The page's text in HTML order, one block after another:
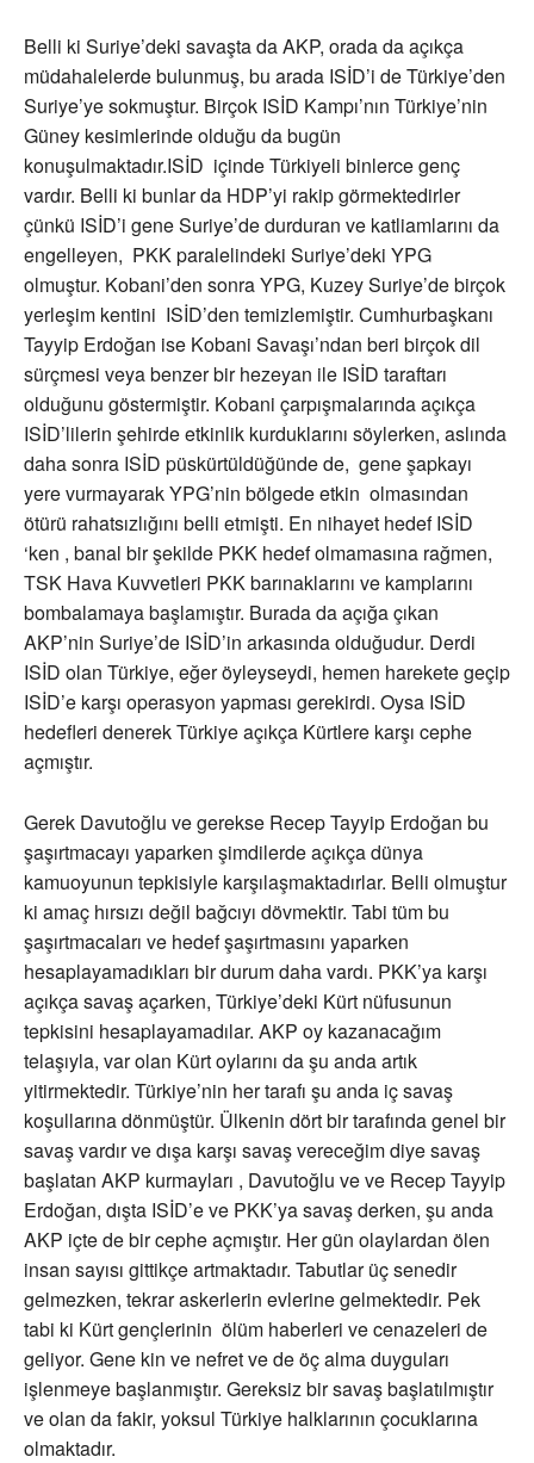
Belli ki Suriye’deki savaşta da AKP, orada da açıkça
müdahalelerde bulunmuş, bu arada ISİD’i de Türkiye’den
Suriye’ye sokmuştur. Birçok ISİD Kampı’nın Türkiye’nin
Güney kesimlerinde olduğu da bugün
konuşulmaktadır.ISİD içinde Türkiyeli binlerce genç
vardır. Belli ki bunlar da HDP’yi rakip görmektedirler
çünkü ISİD’i gene Suriye’de durduran ve katliamlarını da
engelleyen, PKK paralelindeki Suriye’deki YPG
olmuştur. Kobani’den sonra YPG, Kuzey Suriye’de birçok
yerleşim kentini ISİD’den temizlemiştir. Cumhurbaşkanı
Tayyip Erdoğan ise Kobani Savaşı’ndan beri birçok dil
sürçmesi veya benzer bir hezeyan ile ISİD taraftarı
olduğunu göstermiştir. Kobani çarpışmalarında açıkça
ISİD’lilerin şehirde etkinlik kurduklarını söylerken, aslında
daha sonra ISİD püskürtüldüğünde de, gene şapkayı
yere vurmayarak YPG’nin bölgede etkin olmasından
ötürü rahatsızlığını belli etmişti. En nihayet hedef ISİD
‘ken , banal bir şekilde PKK hedef olmamasına rağmen,
TSK Hava Kuvvetleri PKK barınaklarını ve kamplarını
bombalamaya başlamıştır. Burada da açığa çıkan
AKP’nin Suriye’de ISİD’in arkasında olduğudur. Derdi
ISİD olan Türkiye, eğer öyleyseydi, hemen harekete geçip
ISİD’e karşı operasyon yapması gerekirdi. Oysa ISİD
hedefleri denerek Türkiye açıkça Kürtlere karşı cephe
açmıştır.
Gerek Davutoğlu ve gerekse Recep Tayyip Erdoğan bu
şaşırtmacayı yaparken şimdilerde açıkça dünya
kamuoyunun tepkisiyle karşılaşmaktadırlar. Belli olmuştur
ki amaç hırsızı değil bağcıyı dövmektir. Tabi tüm bu
şaşırtmacaları ve hedef şaşırtmasını yaparken
hesaplayamadıkları bir durum daha vardı. PKK’ya karşı
açıkça savaş açarken, Türkiye’deki Kürt nüfusunun
tepkisini hesaplayamadılar. AKP oy kazanacağım
telaşıyla, var olan Kürt oylarını da şu anda artık
yitirmektedir. Türkiye’nin her tarafı şu anda iç savaş
koşullarına dönmüştür. Ülkenin dört bir tarafında genel bir
savaş vardır ve dışa karşı savaş vereceğim diye savaş
başlatan AKP kurmayları , Davutoğlu ve ve Recep Tayyip
Erdoğan, dışta ISİD’e ve PKK’ya savaş derken, şu anda
AKP içte de bir cephe açmıştır. Her gün olaylardan ölen
insan sayısı gittikçe artmaktadır. Tabutlar üç senedir
gelmezken, tekrar askerlerin evlerine gelmektedir. Pek
tabi ki Kürt gençlerinin ölüm haberleri ve cenazeleri de
geliyor. Gene kin ve nefret ve de öç alma duyguları
işlenmeye başlanmıştır. Gereksiz bir savaş başlatılmıştır
ve olan da fakir, yoksul Türkiye halklarının çocuklarına
olmaktadır.